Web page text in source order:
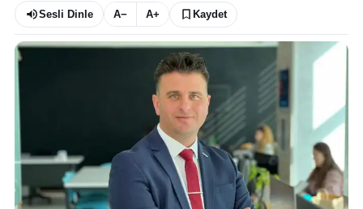
Sesli Dinle A− A+ Kaydet